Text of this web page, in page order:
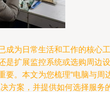
成为日常生活和工作的核心工
是扩展监控系统或选购周边设
要。本文为您梳理“电脑与周
方案，并提供如何选择服务